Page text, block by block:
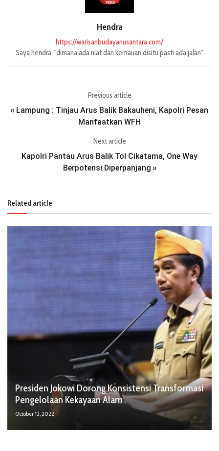
Hendra
https://warisanbudayanusantara.com/
Saya hendra, "dimana ada niat dan kemauan disitu pasti ada jalan".
Previous article
« Lampung : Tinjau Arus Balik Bakauheni, Kapolri Pesan
Manfaatkan WFH
Next article
Kapolri Pantau Arus Balik Tol Cikatama, One Way
Berpotensi Diperpanjang »
Related article
Presiden Jokowi Dorong Konsistensi Transformasi
Pengelolaan Kekayaan Alam
October 12, 2022